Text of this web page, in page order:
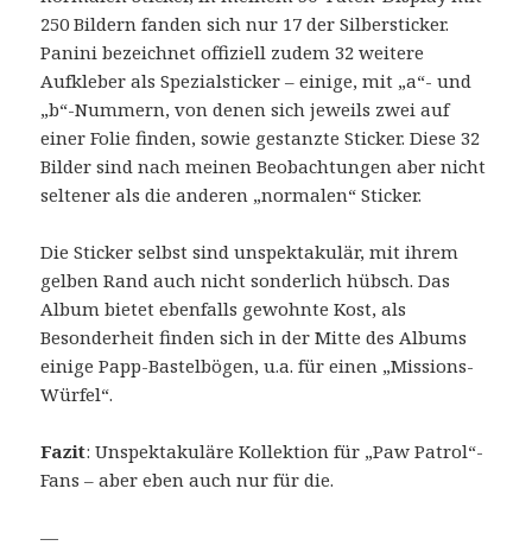
250 Bildern fanden sich nur 17 der Silbersticker.
Panini bezeichnet offiziell zudem 32 weitere
Aufkleber als Spezialsticker – einige, mit „a“- und
„b“-Nummern, von denen sich jeweils zwei auf
einer Folie finden, sowie gestanzte Sticker. Diese 32
Bilder sind nach meinen Beobachtungen aber nicht
seltener als die anderen „normalen“ Sticker.
Die Sticker selbst sind unspektakulär, mit ihrem
gelben Rand auch nicht sonderlich hübsch. Das
Album bietet ebenfalls gewohnte Kost, als
Besonderheit finden sich in der Mitte des Albums
einige Papp-Bastelbögen, u.a. für einen „Missions-
Würfel“.
Fazit: Unspektakuläre Kollektion für „Paw Patrol“-
Fans – aber eben auch nur für die.
—